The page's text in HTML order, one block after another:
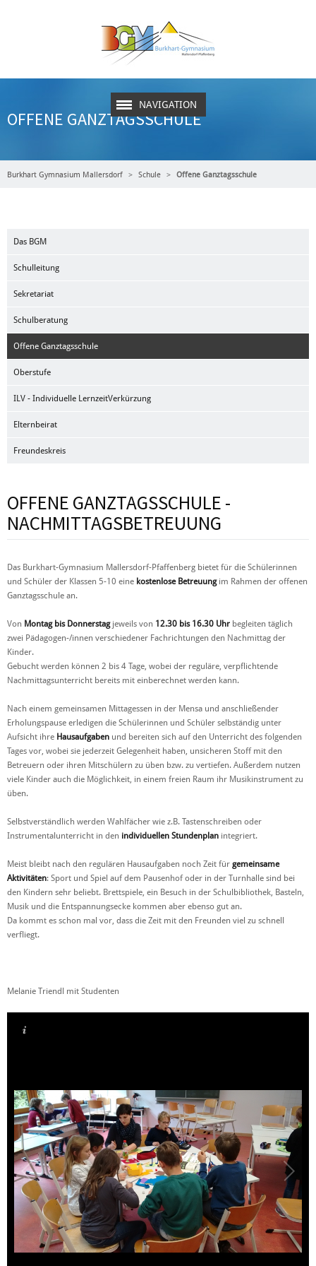
NAVIGATION
OFFENE GANZTAGSSCHULE
Burkhart Gymnasium Mallersdorf Schule Offene Ganztagsschule
Das BGM
Schulleitung
Sekretariat
Schulberatung
Offene Ganztagsschule
Oberstufe
ILV - Individuelle LernzeitVerkürzung
Elternbeirat
Freundeskreis
OFFENE GANZTAGSSCHULE -
NACHMITTAGSBETREUUNG
Das Burkhart-Gymnasium Mallersdorf-Pfaffenberg bietet für die Schülerinnen
und Schüler der Klassen 5-10 eine kostenlose Betreuungim Rahmen der offenen
Ganztagsschule an.
Von Montag bis Donnerstagjeweils von 12.30 bis 16.30 Uhr begleiten täglich
zwei Pädagogen-/innen verschiedener Fachrichtungen den Nachmittag der
Kinder.
Gebucht werden können 2 bis 4 Tage, wobei der reguläre, verpflichtende
Nachmittagsunterricht bereits mit einberechnet werden kann.
Nach einem gemeinsamen Mittagessen in der Mensa und anschließender
Erholungspause erledigen die Schülerinnen und Schüler selbständig unter
Aufsicht ihre Hausaufgaben und bereiten sich auf den Unterricht des folgenden
Tages vor, wobei sie jederzeit Gelegenheit haben, unsicheren Stoff mit den
Betreuern oder ihren Mitschülern zu üben bzw. zu vertiefen. Außerdem nutzen
viele Kinder auch die Möglichkeit, in einem freien Raum ihr Musikinstrument zu
üben.
Selbstverständlich werden Wahlfächer wie z.B. Tastenschreiben oder
Instrumentalunterricht in den individuellen Stundenplan integriert.
Meist bleibt nach den regulären Hausaufgaben noch Zeit für gemeinsame
Aktivitäten: Sport und Spiel auf dem Pausenhof oder in der Turnhalle sind bei
den Kindern sehr beliebt. Brettspiele, ein Besuch in der Schulbibliothek, Basteln,
Musik und die Entspannungsecke kommen aber ebenso gut an.
Da kommt es schon mal vor, dass die Zeit mit den Freunden viel zu schnell
verfliegt.
Melanie Triendl mit Studenten